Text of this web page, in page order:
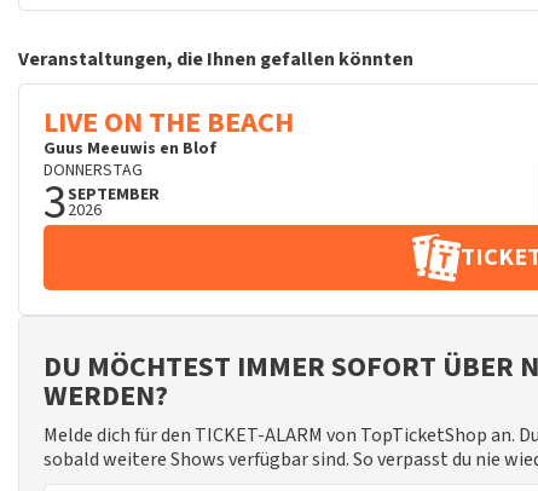
Veranstaltungen, die Ihnen gefallen könnten
LIVE ON THE BEACH
Guus Meeuwis en Blof
DONNERSTAG
3SEPTEMBER
2026
DU MÖCHTEST IMMER SOFORT ÜBER
WERDEN?
Melde dich für den TICKET-ALARM von TopTicketShop
sobald weitere Shows verfügbar sind. So verpasst du nie